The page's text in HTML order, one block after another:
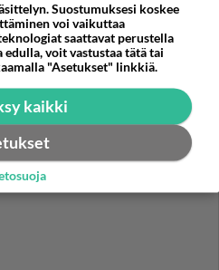
Suostumuksesi koskee
voi vaikuttaa
saattavat perustella
voit vastustaa tätä tai
"Asetukset" linkkiä.
kaikki